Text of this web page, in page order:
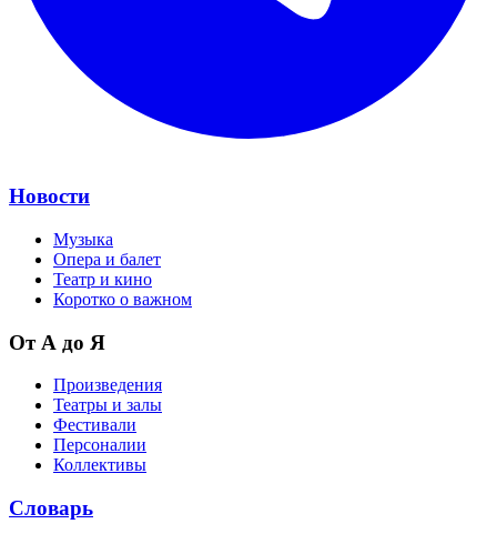
Новости
Музыка
Опера и балет
Театр и кино
Коротко о важном
От А до Я
Произведения
Театры и залы
Фестивали
Персоналии
Коллективы
Словарь